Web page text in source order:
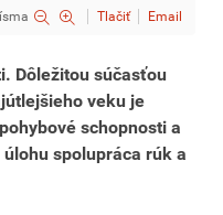
Tlačiť Email
Dôležitou súčasťou
veku je
schopnosti a
spolupráca rúk a